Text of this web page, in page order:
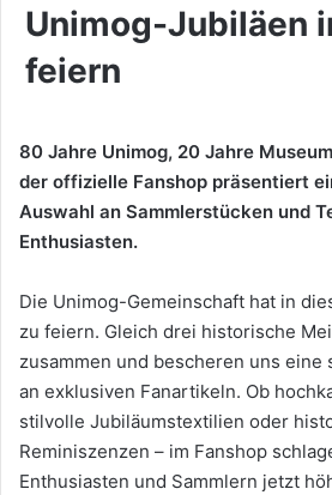
Unimog-Jubiläen
feiern
80 Jahre Unimog, 20 Jahre
der offizielle Fanshop präsentiert
Auswahl an Sammlerstücken und
Enthusiasten.
Die Unimog-Gemeinschaft hat in
zu feiern. Gleich drei historische
zusammen und bescheren uns eine
an exklusiven Fanartikeln. Ob
stilvolle Jubiläumstextilien oder
Reminiszenzen – im Fanshop
Enthusiasten und Sammlern jetzt